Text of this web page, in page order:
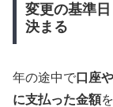
変更の基準
決まる
年の途中で口座
に支払った金額